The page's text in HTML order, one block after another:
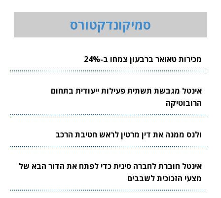
סמיקונדקטורס
מכירות טאואר ברבעון צמחו ב-24%
אינטל מגבשת תשתית פעילות ייעודית בתחום
הרובוטיקה
ולנס ממנה את דין מרטין לראש חטיבת הרכב
אינטל חוברת לחברה סינית כדי לפתח את הדור הבא של
מצעי הזכוכית לשבבים